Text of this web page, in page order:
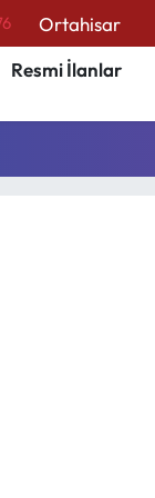
Ortahisar
Resmi İlanlar